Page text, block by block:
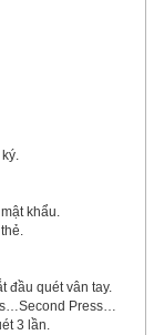
khẩu.
đầu quét vân tay.
Press…
3 lần.